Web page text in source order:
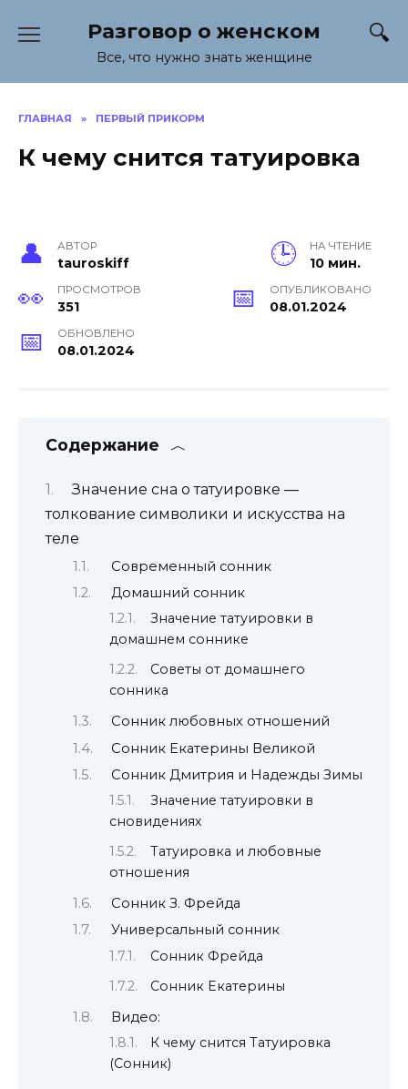
содержанию
Разговор о женском
Все, что нужно знать женщине
ГЛАВНАЯ » ПЕРВЫЙ ПРИКОРМ
К чему снится татуировка
АВТОР
tauroskiff
НА ЧТЕНИЕ
10 мин.
ПРОСМОТРОВ
351
ОПУБЛИКОВАНО
08.01.2024
ОБНОВЛЕНО
08.01.2024
Содержание
Значение сна о татуировке —
толкование символики и искусства на
теле
Современный сонник
Домашний сонник
Значение татуировки в
домашнем соннике
Советы от домашнего
сонника
Сонник любовных отношений
Сонник Екатерины Великой
Сонник Дмитрия и Надежды Зимы
Значение татуировки в
сновидениях
Татуировка и любовные
отношения
Сонник З. Фрейда
Универсальный сонник
Сонник Фрейда
Сонник Екатерины
Видео:
К чему снится Татуировка
(Сонник)